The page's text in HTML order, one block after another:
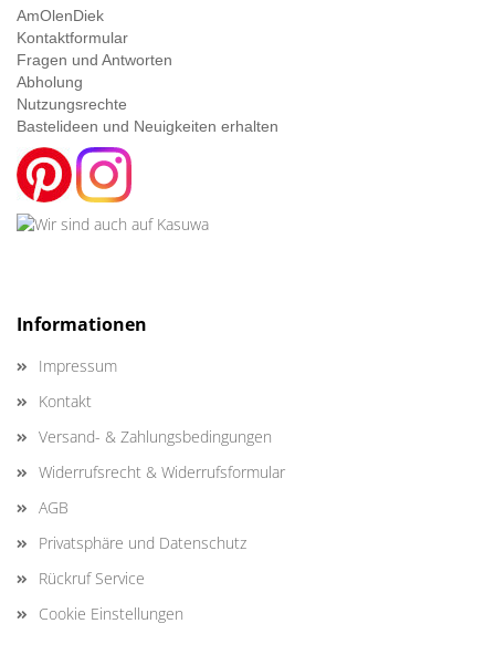
AmOlenDiek
Kontaktformular
Fragen und Antworten
Abholung
Nutzungsrechte
Bastelideen und Neuigkeiten erhalten
Informationen
Impressum
Kontakt
Versand- & Zahlungsbedingungen
Widerrufsrecht & Widerrufsformular
AGB
Privatsphäre und Datenschutz
Rückruf Service
Cookie Einstellungen